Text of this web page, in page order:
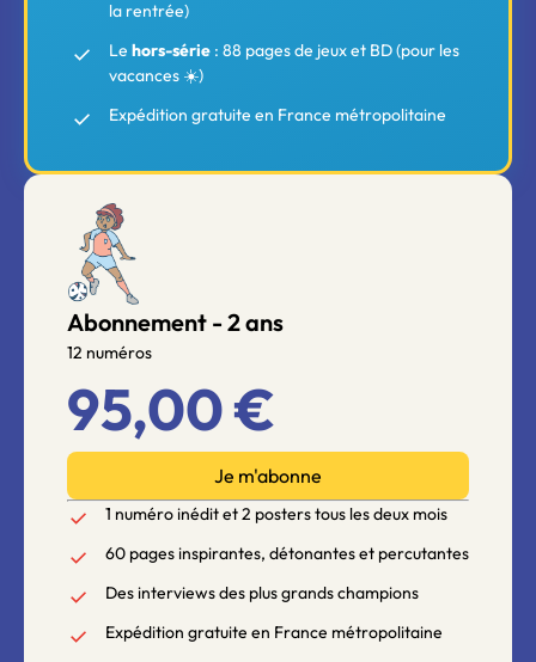
la rentrée)
Le hors-série : 88 pages de jeux et BD (pour les
vacances ☀️)
Expédition gratuite en France métropolitaine
Abonnement - 2 ans
12 numéros
95,00 €
Je m'abonne
1 numéro inédit et 2 posters tous les deux mois
60 pages inspirantes, détonantes et percutantes
Des interviews des plus grands champions
Expédition gratuite en France métropolitaine